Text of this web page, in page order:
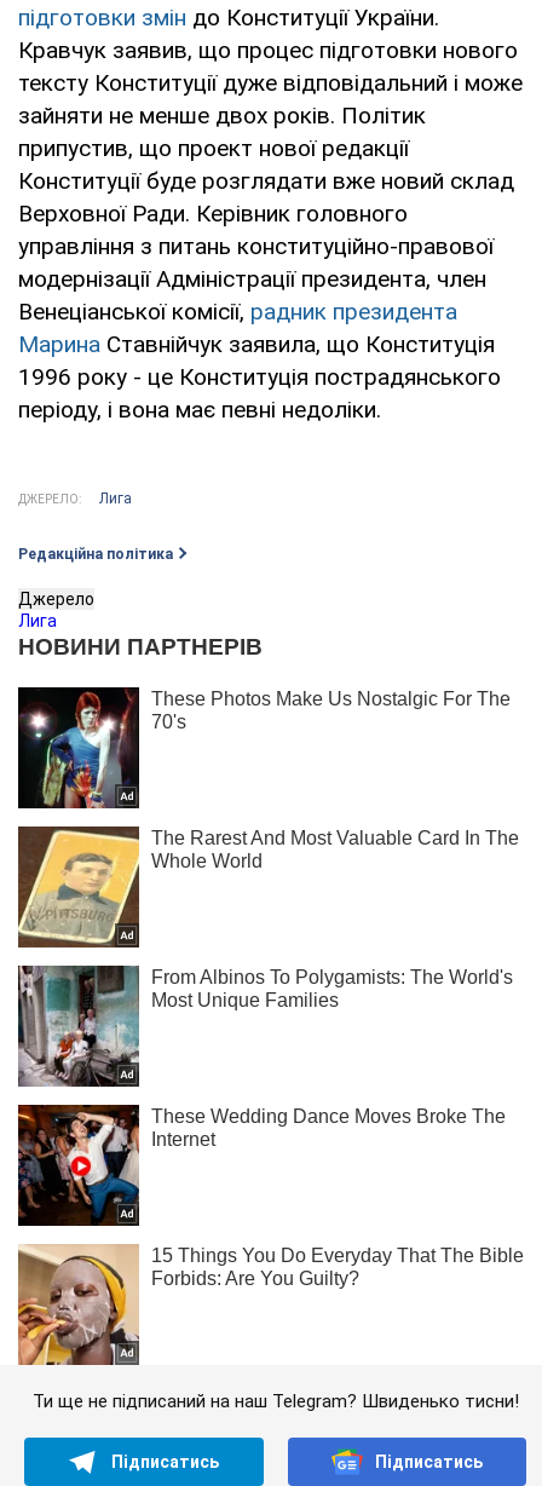
підготовки змін до Конституції України.
Кравчук заявив, що процес підготовки нового
тексту Конституції дуже відповідальний і може
зайняти не менше двох років. Політик
припустив, що проект нової редакції
Конституції буде розглядати вже новий склад
Верховної Ради. Керівник головного
управління з питань конституційно-правової
модернізації Адміністрації президента, член
Венеціанської комісії, радник президента
Марина Ставнійчук заявила, що Конституція
1996 року - це Конституція пострадянського
періоду, і вона має певні недоліки.
ДЖЕРЕЛО: Лига
Редакційна політика
Джерело
Лига
Ти ще не підписаний на наш Telegram? Швиденько тисни!
Підписатись Підписатись